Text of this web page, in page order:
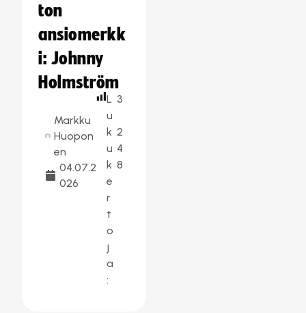
ton
ansiomerkk
i: Johnny
Holmström
Markku
Huopon
en
04.07.2
026
L
u
k
u
k
e
r
t
o
j
a
:
3
2
4
8